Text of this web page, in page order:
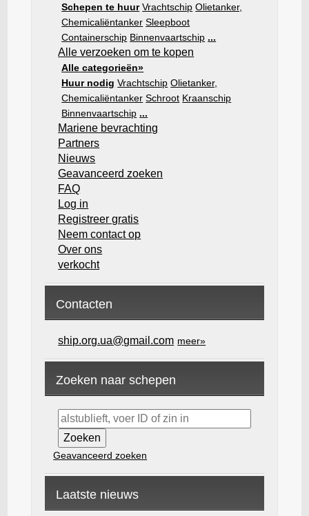
Schepen te huur Vrachtschip Olietanker,
Chemicaliëntanker Sleepboot
Containerschip Binnenvaartschip ...
Alle verzoeken om te kopen
Alle categorieën»
Huur nodig Vrachtschip Olietanker,
Chemicaliëntanker Schroot Kraanschip
Binnenvaartschip ...
Mariene bevrachting
Partners
Nieuws
Geavanceerd zoeken
FAQ
Log in
Registreer gratis
Neem contact op
Over ons
verkocht
Contacten
ship.org.ua@gmail.com meer»
Zoeken naar schepen
Geavanceerd zoeken
Laatste nieuws